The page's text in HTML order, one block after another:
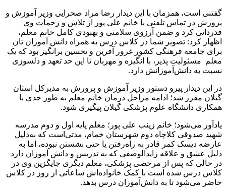
گفتنی است، همزمان با این دیدار رضا مراد صحرایی وزیر آموزش و
پرورش در تماس تلفنی با خانم علی پور از تلاش و زحمات وی
قدردانی کرد و ضمن آرزوی سلامتی و بهبودی کامل خانم معلم،
اظهار کرد: تصویر شما در کلاس درس به همراه دانش آموزان تان
برای جامعه فرهنگی کشور غرور آفرین و تحسین برانگیز بود که یک
معلم مسئولیت پذیر، با انگیزه و مهربان تا این حد تعهد و دلسوزی
نسبت به دانش‌آموزانش دارد.
در این دیدار پیرو دستور وزیر آموزش و پرورش به مدیرکل استان
گیلان مقرر شد؛ ادامه مراحل درمان خانم معلم به طور جدی با
همکاری دانشگاه علوم پزشکی گیلان پیگیری شود.
یادآور می‌شود؛ خانم زینب علی پور؛ معلم پایه اول و دوم مدرسه
شهید صدوقی کلاچاه دوم شهرستان خمام، مدتی‌است که به‌دلیل
عارضه دیسک کمر قادر به راه‌رفتن یا حتی نشستن نبوده، اما به
دلیل عشق و علاقه زایدالوصفی که به تدریس و دانش آموزان دارد
در حالی که پس از مرخصی پزشکی، معلم دیگری جایگزین وی در
کلاس درس شده است با کمک خانواده‌اش ساعاتی از روز در کلاس
حاضر می‌شود تا به دانش‌آموزان درس بدهد.